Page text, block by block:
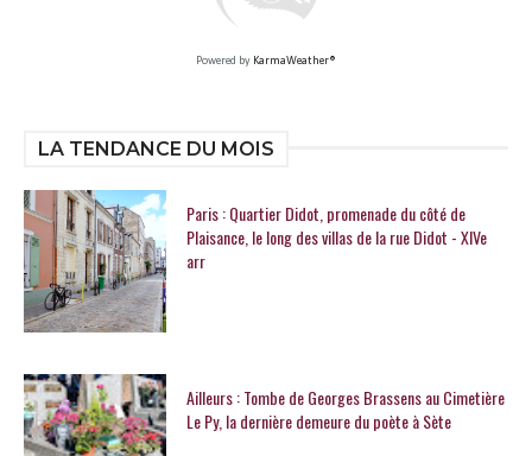
Powered by KarmaWeather®
LA TENDANCE DU MOIS
Paris : Quartier Didot, promenade du côté de
Plaisance, le long des villas de la rue Didot - XIVe
arr
Ailleurs : Tombe de Georges Brassens au Cimetière
Le Py, la dernière demeure du poète à Sète